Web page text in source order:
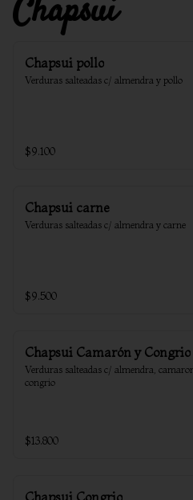
Chapsui
Chapsui pollo
Verduras salteadas c/ almendra y pollo
$9.100
Chapsui carne
Verduras salteadas c/ almendra y carne
$9.500
Chapsui Camarón y Congrio
Verduras salteadas c/ almendra,
congrio
$13.800
Chapsui Congrio